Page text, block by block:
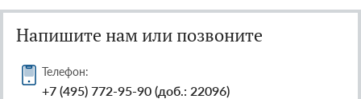
Напишите нам или позвоните
Телефон:
+7 (495) 772-95-90 (доб.: 22096)